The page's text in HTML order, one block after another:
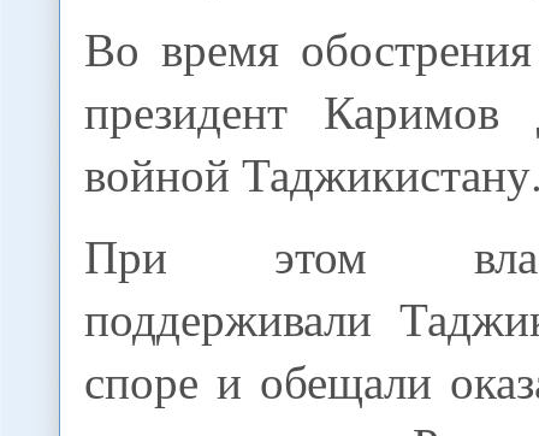
Во время
президент Каримов
войной
При этом
поддерживали
споре и обещали